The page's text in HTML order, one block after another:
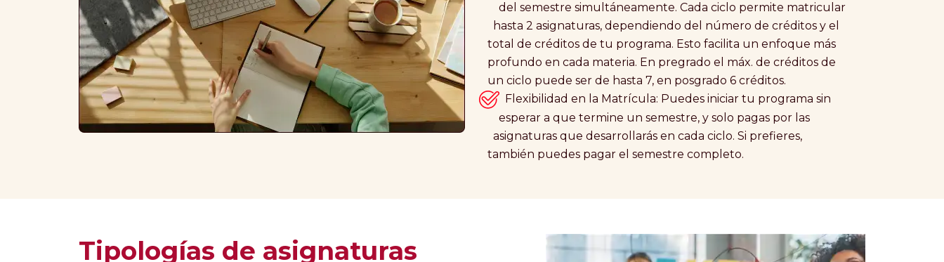
del semestre simultáneamente. Cada ciclo permite matricular
hasta 2 asignaturas, dependiendo del número de créditos y el
total de créditos de tu programa. Esto facilita un enfoque más
profundo en cada materia. En pregrado el máx. de créditos de
un ciclo puede ser de hasta 7, en posgrado 6 créditos.
Flexibilidad en la Matrícula: Puedes iniciar tu programa sin
esperar a que termine un semestre, y solo pagas por las
asignaturas que desarrollarás en cada ciclo. Si prefieres,
también puedes pagar el semestre completo.
Tipologías de asignaturas